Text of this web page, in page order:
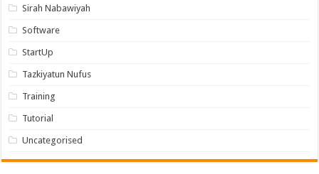
Sirah Nabawiyah
Software
StartUp
Tazkiyatun Nufus
Training
Tutorial
Uncategorised